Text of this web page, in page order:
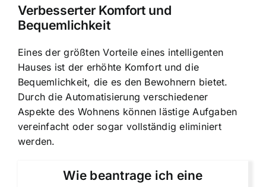
Verbesserter Komfort und
Bequemlichkeit
Eines der größten Vorteile eines intelligenten
Hauses ist der erhöhte Komfort und die
Bequemlichkeit, die es den Bewohnern bietet.
Durch die Automatisierung verschiedener
Aspekte des Wohnens können lästige Aufgaben
vereinfacht oder sogar vollständig eliminiert
werden.
Wie beantrage ich eine